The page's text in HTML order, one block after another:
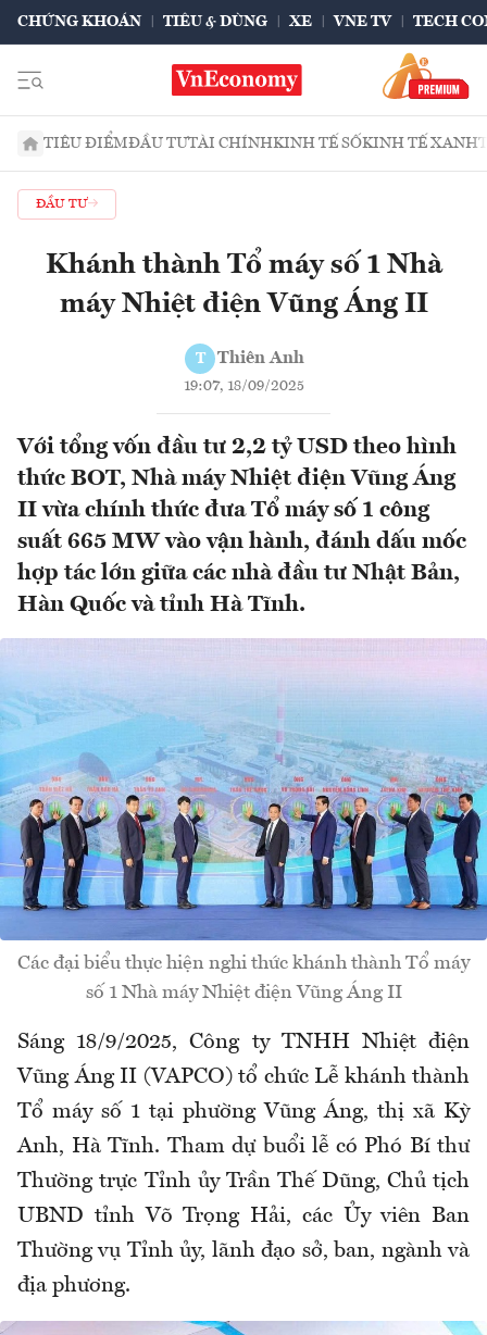
CHỨNG KHOÁN TIÊU & DÙNG XE VNE TV TECH
TIÊU ĐIỂMĐẦU TƯTÀI CHÍNHKINH TẾ SỐKINH TẾ XANH
ĐẦU TƯ
Khánh thành Tổ máy số 1 Nhà
máy Nhiệt điện Vũng Áng II
T Thiên Anh
19:07, 18/09/2025
Với tổng vốn đầu tư 2,2 tỷ USD theo hình
thức BOT, Nhà máy Nhiệt điện Vũng Áng
II vừa chính thức đưa Tổ máy số 1 công
suất 665 MW vào vận hành, đánh dấu mốc
hợp tác lớn giữa các nhà đầu tư Nhật Bản,
Hàn Quốc và tỉnh Hà Tĩnh.
Các đại biểu thực hiện nghi thức khánh thành Tổ máy
số 1 Nhà máy Nhiệt điện Vũng Áng II
Sáng 18/9/2025, Công ty TNHH Nhiệt điện
Vũng Áng II (VAPCO) tổ chức Lễ khánh thành
Tổ máy số 1 tại phường Vũng Áng, thị xã Kỳ
Anh, Hà Tĩnh. Tham dự buổi lễ có Phó Bí thư
Thường trực Tỉnh ủy Trần Thế Dũng, Chủ tịch
UBND tỉnh Võ Trọng Hải, các Ủy viên Ban
Thường vụ Tỉnh ủy, lãnh đạo sở, ban, ngành và
địa phương.